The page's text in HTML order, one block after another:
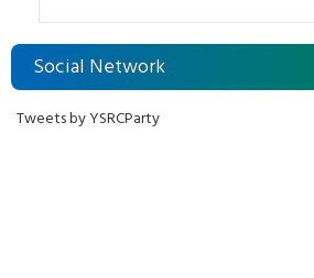
Social Network
Tweets by YSRCParty